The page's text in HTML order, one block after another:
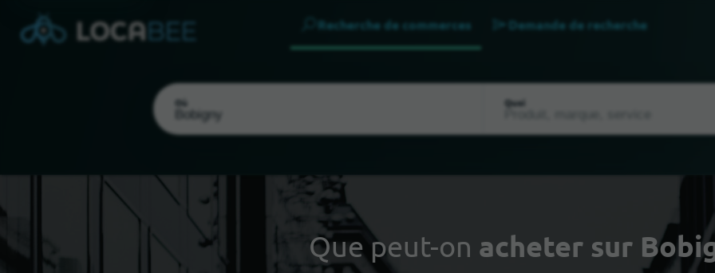
Recherche de commerces Demande de recherche
Où Quoi
Que peut-on acheter sur